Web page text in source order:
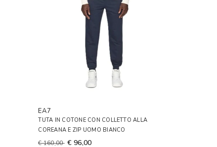
EA7
TUTA IN COTONE CON COLLETTO ALLA
COREANA E ZIP UOMO BIANCO
€ 160,00 € 96,00